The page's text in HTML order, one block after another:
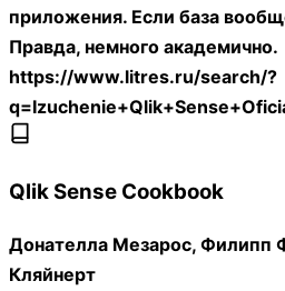
приложения. Если база
Правда, немного академично.
https://www.litres.ru/search/?
Qlik Sense Cookbook
Донателла Мезарос, Филипп
Кляйнерт